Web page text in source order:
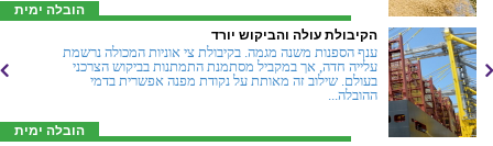
הובלה ימית
הובלה ימית
הקיבולת עולה והביקוש יורד
ענף הספנות משנה מגמה. בקיבולת צי אוניות המכולה נרשמת
עלייה חדה, אך במקביל מסתמנת התמתנות בביקוש הצרכני
בעולם. שילוב זה מאותת על נקודת מפנה אפשרית בדמי
ההובלה...